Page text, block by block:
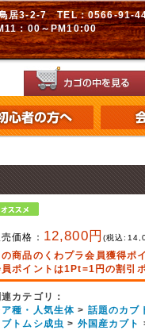
鳥居3-2-7 TEL：0566-
：00～PM10:00
価格： 12,800円 (税込:
の商品のくわプラ会員獲得ポ
員ポイントは1Pt=1円の割引
連カテゴリ：
ア種・人気生体 > 話題のカブ
ブトムシ成虫 > 外国産カブト